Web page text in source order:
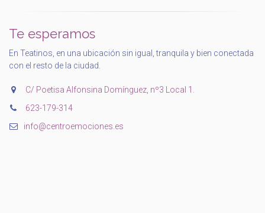
Te esperamos
En Teatinos, en una ubicación sin igual, tranquila y bien conectada
con el resto de la ciudad.
C/ Poetisa Alfonsina Domínguez, nº3 Local 1.
‭623-179-314‬
info@centroemociones.es